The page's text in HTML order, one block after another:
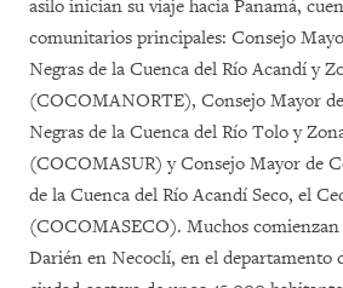
asilo inician su viaje hacia Panamá,
comunitarios principales: Consejo
Negras de la Cuenca del Río Acandí y
(COCOMANORTE), Consejo Mayor
Negras de la Cuenca del Río Tolo y
(COCOMASUR) y Consejo Mayor de
de la Cuenca del Río Acandí Seco, el
(COCOMASECO). Muchos comienzan
Darién en Necoclí, en el departamento